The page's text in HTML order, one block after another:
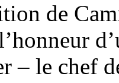
de
– le chef